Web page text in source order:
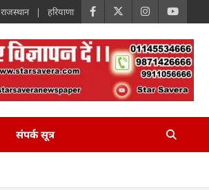
राजस्थान हरियाणा
संपर्क सूत्र